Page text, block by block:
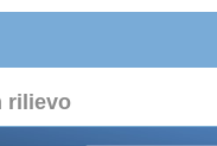
rilievo